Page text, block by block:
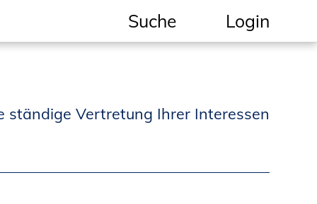
Suche
Informationen für
Login
ständige Vertretung Ihrer Interessen